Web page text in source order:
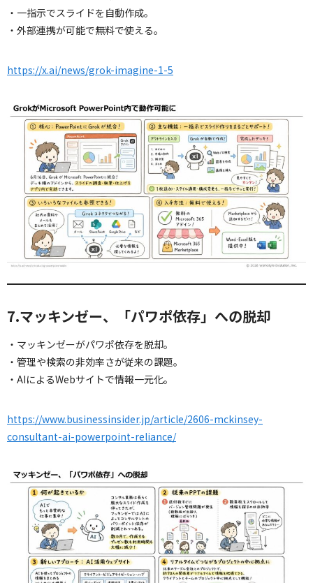
・一指示でスライドを自動作成。
・外部連携が可能で無料で使える。
https://x.ai/news/grok-imagine-1-5
7.マッキンゼー、「パワポ依存」への脱却
・マッキンゼーがパワポ依存を脱却。
・管理や検索の非効率さが従来の課題。
・AIによるWebサイトで情報一元化。
https://www.businessinsider.jp/article/2606-mckinsey-
consultant-ai-powerpoint-reliance/